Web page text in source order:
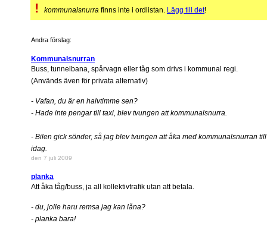
! kommunalsnurra finns inte i ordlistan. Lägg till det!
Andra förslag:
Kommunalsnurran
Buss, tunnelbana, spårvagn eller tåg som drivs i kommunal regi.
(Används även för privata alternativ)
- Vafan, du är en halvtimme sen?
- Hade inte pengar till taxi, blev tvungen att kommunalsnurra.
- Bilen gick sönder, så jag blev tvungen att åka med kommunalsnurran
idag.
den 7 juli 2009
planka
Att åka tåg/buss, ja all kollektivtrafik utan att betala.
- du, jolle haru remsa jag kan låna?
- planka bara!